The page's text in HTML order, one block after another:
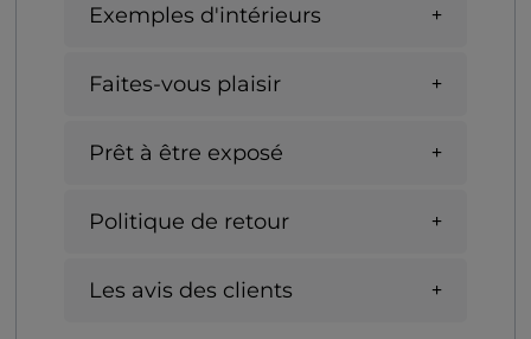
Exemples d'intérieurs
Faites-vous plaisir
Prêt à être exposé
Politique de retour
Les avis des clients